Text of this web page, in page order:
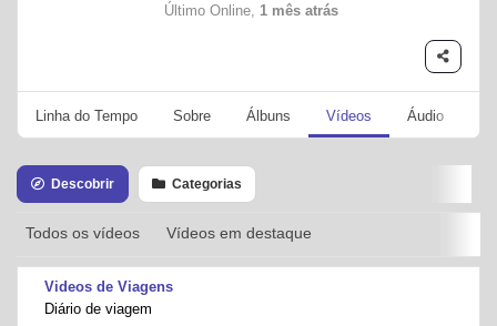
Último Online, 1 mês atrás
Linha do Tempo Sobre Álbuns Vídeos Áudio
Descobrir Categorias
Todos os vídeos Vídeos em destaque
Videos de Viagens
Diário de viagem